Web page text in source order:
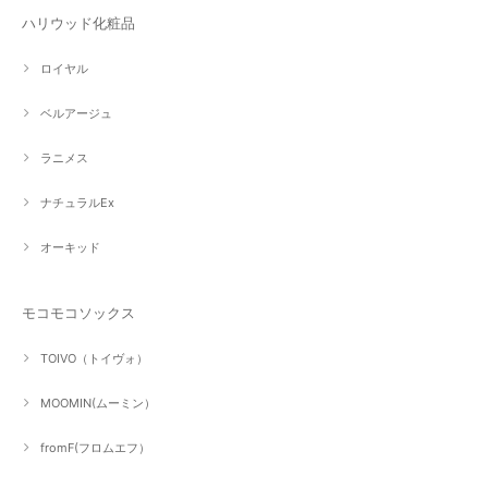
ハリウッド化粧品
ロイヤル
ベルアージュ
ラニメス
ナチュラルEx
オーキッド
モコモコソックス
TOIVO（トイヴォ）
MOOMIN(ムーミン）
fromF(フロムエフ）